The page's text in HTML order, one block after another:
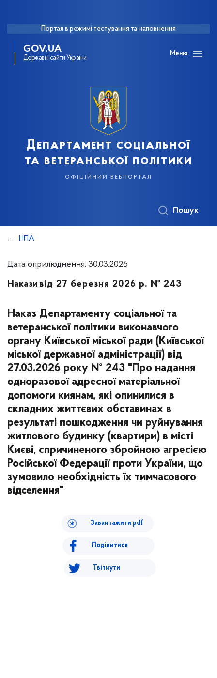
Портал в режимі тестування та наповнення
GOV.UA
Державні сайти України
Меню
Департамент соціальної
та ветеранської політики
офіційний вебпортал
Пошук
НПА
Дата оприлюднення: 30.03.2026
Накази від 27 березня 2026 р. № 243
Наказ Департаменту соціальної та
ветеранської політики виконавчого
органу Київської міської ради (Київської
міської державної адміністрації) від
27.03.2026 року № 243 "Про надання
одноразової адресної матеріальної
допомоги киянам, які опинилися в
складних життєвих обставинах в
результаті пошкодження чи руйнування
житлового будинку (квартири) в місті
Києві, спричиненого збройною агресією
Російської Федерації проти України, що
зумовило необхідність їх тимчасового
відселення"
Завантажити pdf
Поділитися
Твітнути